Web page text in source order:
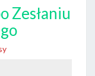
Zesłaniu